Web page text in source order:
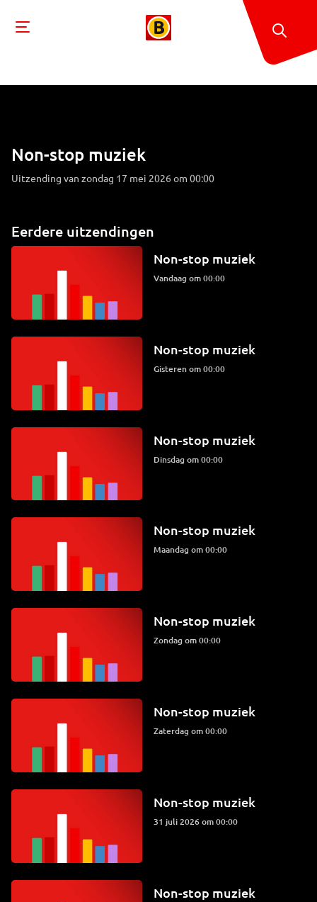
Non-stop muziek
Uitzending van zondag 17 mei 2026 om 00:00
Eerdere uitzendingen
Non-stop muziek
Vandaag om 00:00
Non-stop muziek
Gisteren om 00:00
Non-stop muziek
dinsdag om 00:00
Non-stop muziek
maandag om 00:00
Non-stop muziek
zondag om 00:00
Non-stop muziek
zaterdag om 00:00
Non-stop muziek
31 juli 2026 om 00:00
Non-stop muziek